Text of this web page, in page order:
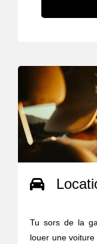
Tu sors de la
louer une